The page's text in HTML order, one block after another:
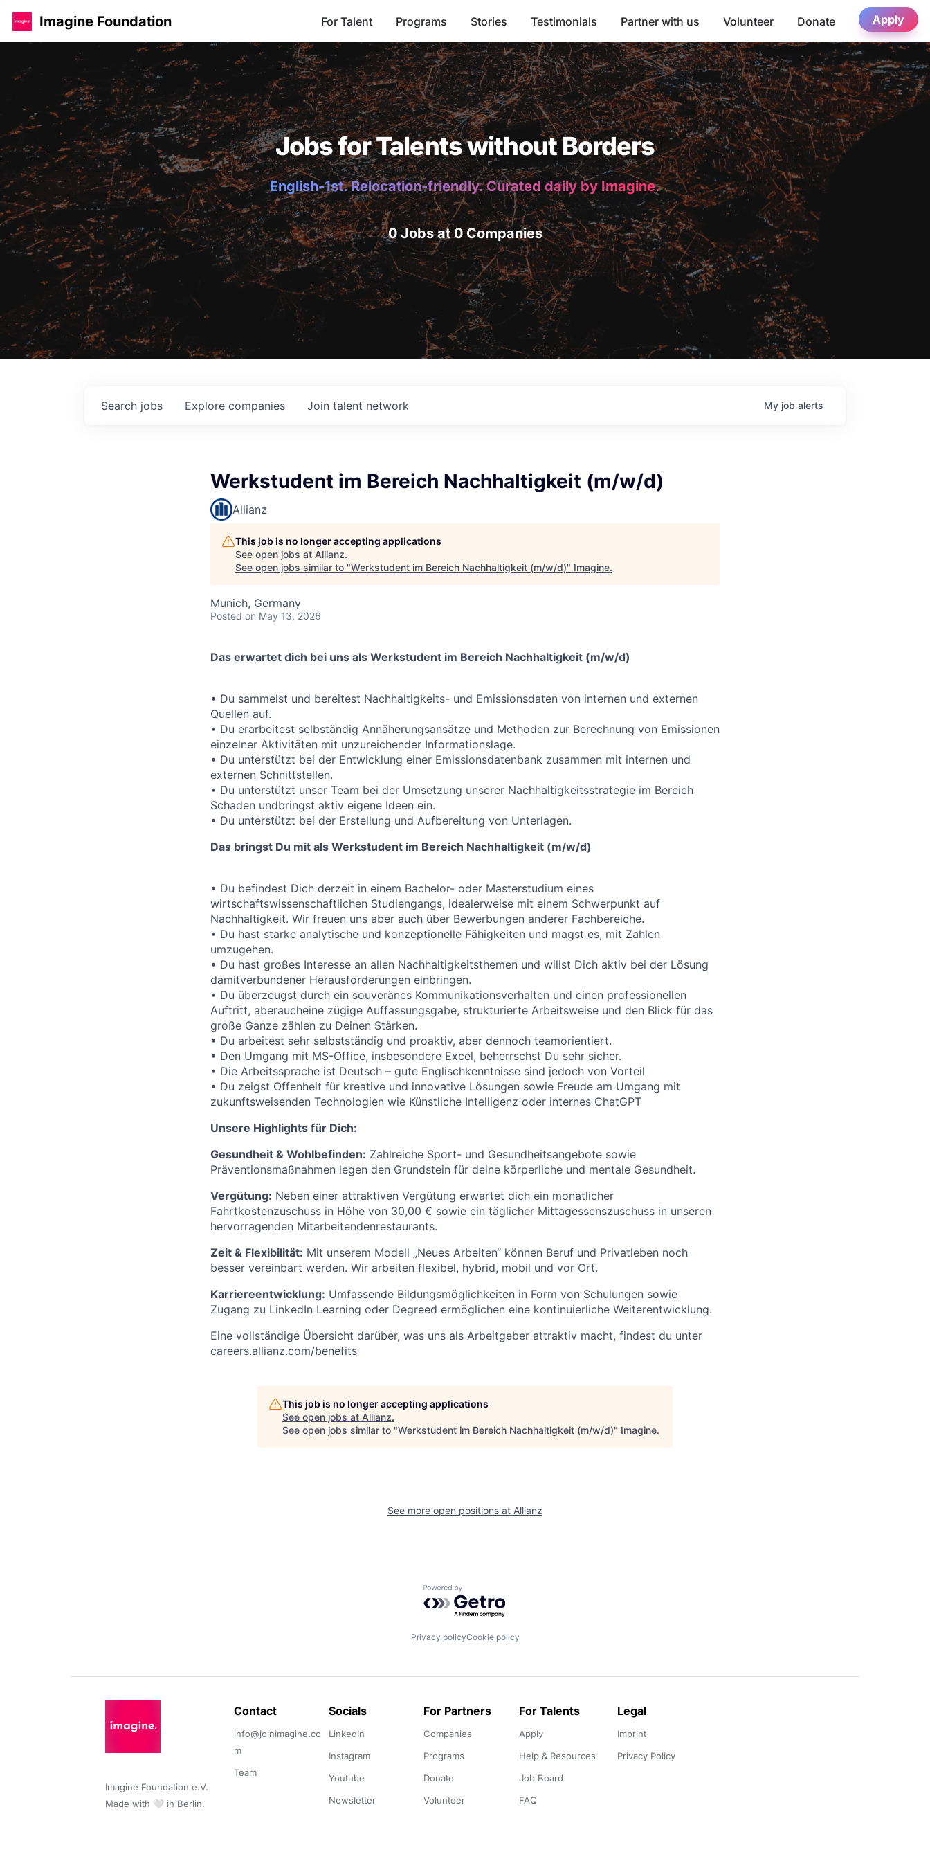
Imagine Foundation For Talent Programs Stories Testimonials Partner with us Volunteer Donate Apply
Jobs for Talents without Borders
English-1st. Relocation-friendly. Curated daily by Imagine.
0 Jobs at 0 Companies
Search jobs Explore companies Join talent network My job alerts
Werkstudent im Bereich Nachhaltigkeit (m/w/d)
Allianz
This job is no longer accepting applications
See open jobs at Allianz.
See open jobs similar to "Werkstudent im Bereich Nachhaltigkeit (m/w/d)" Imagine.
Munich, Germany
Posted on May 13, 2026
Das erwartet dich bei uns als Werkstudent im Bereich Nachhaltigkeit (m/w/d)
• Du sammelst und bereitest Nachhaltigkeits- und Emissionsdaten von internen und externen
Quellen auf.
• Du erarbeitest selbständig Annäherungsansätze und Methoden zur Berechnung von Emissionen
einzelner Aktivitäten mit unzureichender Informationslage.
• Du unterstützt bei der Entwicklung einer Emissionsdatenbank zusammen mit internen und
externen Schnittstellen.
• Du unterstützt unser Team bei der Umsetzung unserer Nachhaltigkeitsstrategie im Bereich
Schaden undbringst aktiv eigene Ideen ein.
• Du unterstützt bei der Erstellung und Aufbereitung von Unterlagen.
Das bringst Du mit als Werkstudent im Bereich Nachhaltigkeit (m/w/d)
• Du befindest Dich derzeit in einem Bachelor- oder Masterstudium eines
wirtschaftswissenschaftlichen Studiengangs, idealerweise mit einem Schwerpunkt auf
Nachhaltigkeit. Wir freuen uns aber auch über Bewerbungen anderer Fachbereiche.
• Du hast starke analytische und konzeptionelle Fähigkeiten und magst es, mit Zahlen
umzugehen.
• Du hast großes Interesse an allen Nachhaltigkeitsthemen und willst Dich aktiv bei der Lösung
damitverbundener Herausforderungen einbringen.
• Du überzeugst durch ein souveränes Kommunikationsverhalten und einen professionellen
Auftritt, aberaucheine zügige Auffassungsgabe, strukturierte Arbeitsweise und den Blick für das
große Ganze zählen zu Deinen Stärken.
• Du arbeitest sehr selbstständig und proaktiv, aber dennoch teamorientiert.
• Den Umgang mit MS-Office, insbesondere Excel, beherrschst Du sehr sicher.
• Die Arbeitssprache ist Deutsch – gute Englischkenntnisse sind jedoch von Vorteil
• Du zeigst Offenheit für kreative und innovative Lösungen sowie Freude am Umgang mit
zukunftsweisenden Technologien wie Künstliche Intelligenz oder internes ChatGPT
Unsere Highlights für Dich:
Gesundheit & Wohlbefinden: Zahlreiche Sport- und Gesundheitsangebote sowie
Präventionsmaßnahmen legen den Grundstein für deine körperliche und mentale Gesundheit.
Vergütung: Neben einer attraktiven Vergütung erwartet dich ein monatlicher
Fahrtkostenzuschuss in Höhe von 30,00 € sowie ein täglicher Mittagessenszuschuss in unseren
hervorragenden Mitarbeitendenrestaurants.
Zeit & Flexibilität: Mit unserem Modell „Neues Arbeiten“ können Beruf und Privatleben noch
besser vereinbart werden. Wir arbeiten flexibel, hybrid, mobil und vor Ort.
Karriereentwicklung: Umfassende Bildungsmöglichkeiten in Form von Schulungen sowie
Zugang zu LinkedIn Learning oder Degreed ermöglichen eine kontinuierliche Weiterentwicklung.
Eine vollständige Übersicht darüber, was uns als Arbeitgeber attraktiv macht, findest du unter
careers.allianz.com/benefits
This job is no longer accepting applications
See open jobs at Allianz.
See open jobs similar to "Werkstudent im Bereich Nachhaltigkeit (m/w/d)" Imagine.
See more open positions at Allianz
Powered by Getro.com
Privacy policyCookie policy
Imagine Foundation e.V.
Made with 🤍 in Berlin.
Contact
info@joinimagine.co
m
Team
Socials
LinkedIn
Instagram
Youtube
Newsletter
For Partners
Companies
Programs
Donate
Volunteer
For Talents
Apply
Help & Resources
Job Board
FAQ
Legal
Imprint
Privacy Policy